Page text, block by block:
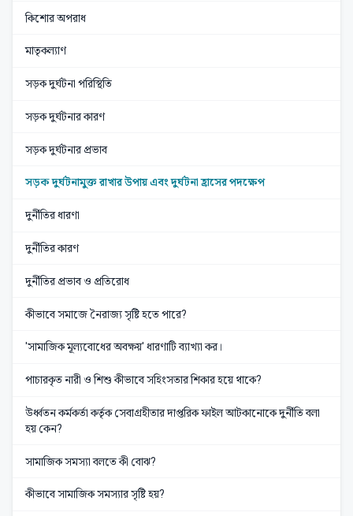
কিশোর অপরাধ
মাতৃকল্যাণ
সড়ক দুর্ঘটনা পরিস্থিতি
সড়ক দুর্ঘটনার কারণ
সড়ক দুর্ঘটনার প্রভাব
সড়ক দুর্ঘটনামুক্ত রাখার উপায় এবং দুর্ঘটনা হ্রাসের পদক্ষেপ
দুর্নীতির ধারণা
দুর্নীতির কারণ
দুর্নীতির প্রভাব ও প্রতিরোধ
কীভাবে সমাজে নৈরাজ্য সৃষ্টি হতে পারে?
'সামাজিক মূল্যবোধের অবক্ষয়' ধারণাটি ব্যাখ্যা কর।
পাচারকৃত নারী ও শিশু কীভাবে সহিংসতার শিকার হয়ে থাকে?
উর্ধ্বতন কর্মকর্তা কর্তৃক সেবাগ্রহীতার দাপ্তরিক ফাইল আটকানোকে দুর্নীতি বলা
হয় কেন?
সামাজিক সমস্যা বলতে কী বোঝ?
কীভাবে সামাজিক সমস্যার সৃষ্টি হয়?